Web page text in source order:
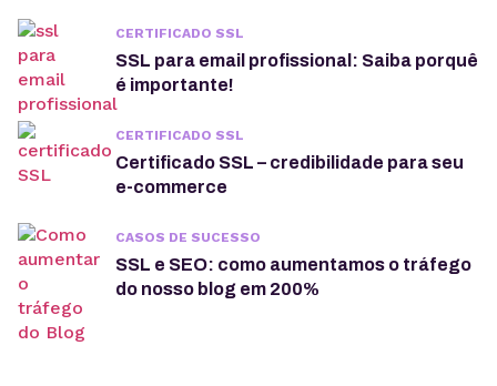
CERTIFICADO SSL
SSL para email profissional: Saiba porquê
é importante!
CERTIFICADO SSL
Certificado SSL – credibilidade para seu
e-commerce
CASOS DE SUCESSO
SSL e SEO: como aumentamos o tráfego
do nosso blog em 200%